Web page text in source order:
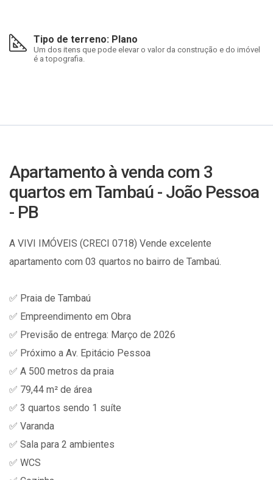
Tipo de terreno: Plano
Um dos itens que pode elevar o valor da construção e do imóvel
é a topografia.
Apartamento à venda com 3
quartos em Tambaú - João Pessoa
- PB
A VIVI IMÓVEIS (CRECI 0718) Vende excelente
apartamento com 03 quartos no bairro de Tambaú.
✅ Praia de Tambaú
✅ Empreendimento em Obra
✅ Previsão de entrega: Março de 2026
✅ Próximo a Av. Epitácio Pessoa
✅ A 500 metros da praia
✅ 79,44 m² de área
✅ 3 quartos sendo 1 suíte
✅ Varanda
✅ Sala para 2 ambientes
✅ WCS